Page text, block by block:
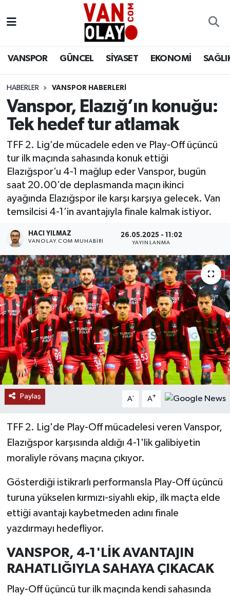
VANSPOR GÜNCEL SİYASET EKONOMİ
HABERLER VANSPOR HABERLERİ
Vanspor, Elazığ’ın konuğu:
Tek hedef tur atlamak
TFF 2. Lig’de mücadele eden ve Play-Off üçüncü
tur ilk maçında sahasında konuk ettiği
Elazığspor’u 4-1 mağlup eder Vanspor, bugün
saat 20.00’de deplasmanda maçın ikinci
ayağında Elazığspor ile karşı karşıya gelecek. Van
temsilcisi 4-1’in avantajıyla finale kalmak istiyor.
HACI YILMAZ
VANOLAY.COM MUHABIRI
26.05.2025 - 11:02
YAYINLANMA
Paylaş A- A+
TFF 2. Lig'de Play-Off mücadelesi veren Vanspor,
Elazığspor karşısında aldığı 4-1'lik galibiyetin
moraliyle rövanş maçına çıkıyor.
Gösterdiği istikrarlı performansla Play-Off üçüncü
turuna yükselen kırmızı-siyahlı ekip, ilk maçta elde
ettiği avantajı kaybetmeden adını finale
yazdırmayı hedefliyor.
VANSPOR, 4-1'LİK AVANTAJIN
RAHATLIĞIYLA SAHAYA ÇIKACAK
Play-Off üçüncü tur ilk maçında kendi sahasında
Siyaset
Ekonomi
Sağlık
Eğitim
Bilim & Teknoloji
Van Nöbetçi Eczaneler
Van Namaz Vakitleri
Van Trafik Yoğunluk Haritası
Süper Lig Puan Durumu ve Fikstür
Tüm Manşetler
Son Dakika Haberleri